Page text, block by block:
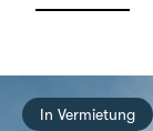
In Vermietung